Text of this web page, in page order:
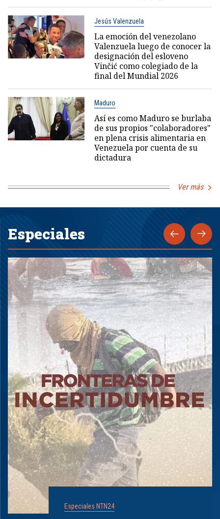
Jesús Valenzuela
La emoción del venezolano
Valenzuela luego de conocer la
designación del esloveno
Vinčić como colegiado de la
final del Mundial 2026
Maduro
Así es como Maduro se burlaba
de sus propios "colaboradores"
en plena crisis alimentaria en
Venezuela por cuenta de su
dictadura
Ver más
Especiales
Especiales NTN24